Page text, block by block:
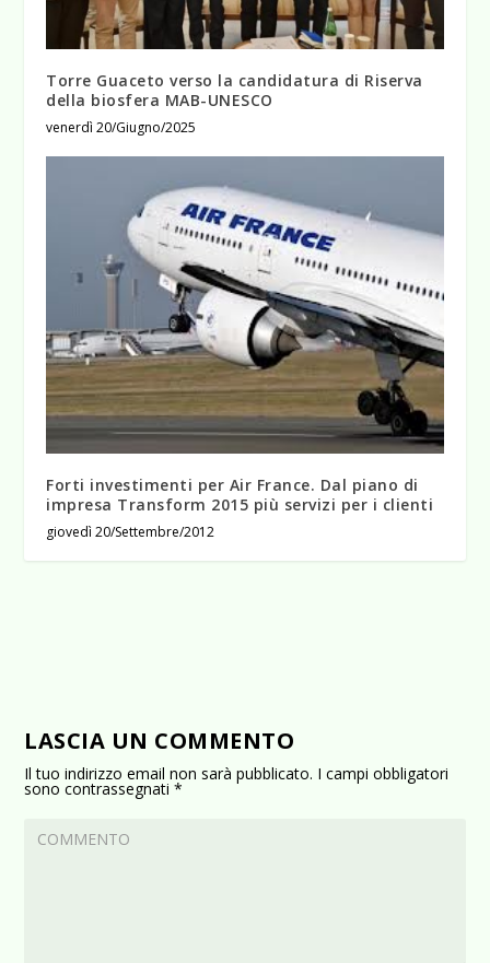
Torre Guaceto verso la candidatura di Riserva
della biosfera MAB-UNESCO
venerdì 20/Giugno/2025
Forti investimenti per Air France. Dal piano di
impresa Transform 2015 più servizi per i clienti
giovedì 20/Settembre/2012
LASCIA UN COMMENTO
Il tuo indirizzo email non sarà pubblicato. I campi obbligatori
sono contrassegnati*